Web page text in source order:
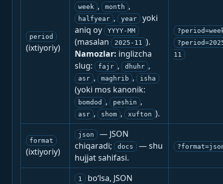
period
(ixtiyoriy)
week , month ,
halfyear , year
yoki
aniq oy
YYYY-MM
(masalan 2025-11 ).
Namozlar: inglizcha
slug:
fajr , dhuhr ,
asr , maghrib , isha
(yoki mos kanonik:
bomdod , peshin ,
asr , shom , xufton ).
11
format
(ixtiyoriy)
json
— JSON
chiqaradi;
docs
— shu
hujjat sahifasi.
1
bo‘lsa, JSON